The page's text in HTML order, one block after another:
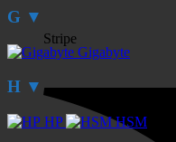
Stripe
G ▼
Gigabyte
H ▼
HP HSM